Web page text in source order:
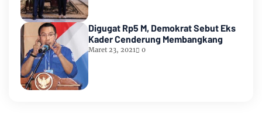
Digugat Rp5 M, Demokrat Sebut Eks
Kader Cenderung Membangkang
Maret 23, 2021 0